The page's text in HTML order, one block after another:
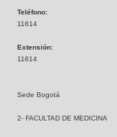
Teléfono:
11614
Extensión:
11614
Sede Bogotá
2- FACULTAD DE MEDICINA